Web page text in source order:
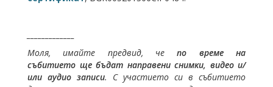
Моля, имайте предвид, чепо време на
събитието ще бъдат направени снимки, видео и/
или аудио записи. С участието си в събитието